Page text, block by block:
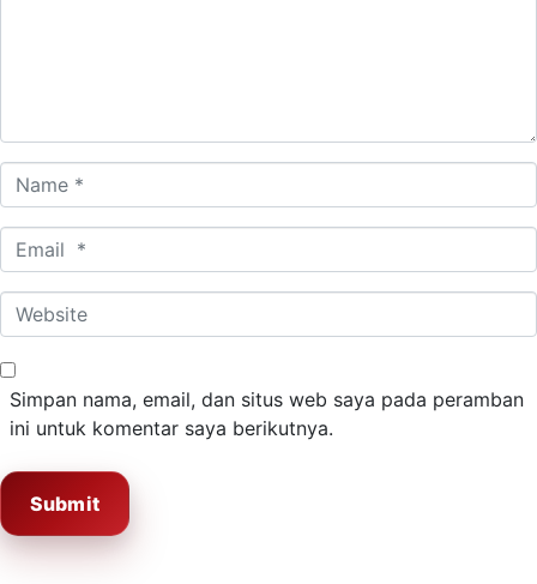
Name
*
Email
*
Website
Simpan nama, email, dan situs web saya pada peramban
ini untuk komentar saya berikutnya.
Submit